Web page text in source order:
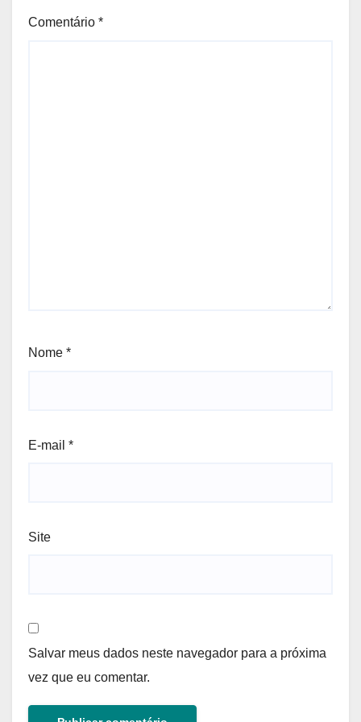
Comentário *
Nome *
E-mail *
Site
Salvar meus dados neste navegador para a próxima
vez que eu comentar.